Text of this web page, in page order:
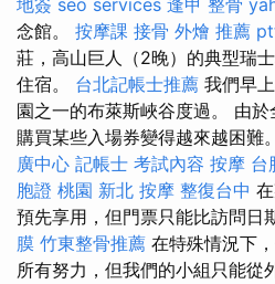
地簽 seo services 逢甲 整骨
念館。 按摩課 接骨 外燴 推薦
莊，高山巨人（2晚）的典型瑞
住宿。 台北記帳士推薦 我們早
園之一的布萊斯峽谷度過。 由於
購買某些入場券變得越來越困難。
廣中心 記帳士 考試內容 按摩 台
胞證 桃園 新北 按摩 整復台中
預先享用，但門票只能比訪問日
膜 竹東整骨推薦 在特殊情況下
所有努力，但我們的小組只能從